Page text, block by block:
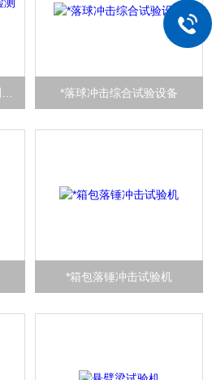
*落球冲击综合试验设备
*箱包落锤冲击试验机